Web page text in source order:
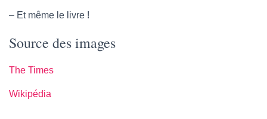
– Et même le livre !
Source des images
The Times
Wikipédia